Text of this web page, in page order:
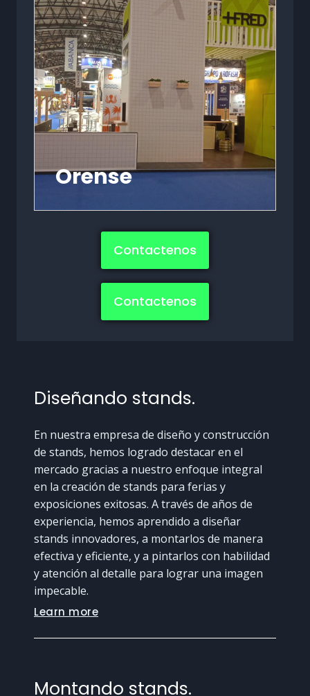
Orense
Contactenos
Contactenos
Diseñando stands.
En nuestra empresa de diseño y construcción
de stands, hemos logrado destacar en el
mercado gracias a nuestro enfoque integral
en la creación de stands para ferias y
exposiciones exitosas. A través de años de
experiencia, hemos aprendido a diseñar
stands innovadores, a montarlos de manera
efectiva y eficiente, y a pintarlos con habilidad
y atención al detalle para lograr una imagen
impecable.
Learn more
Montando stands.